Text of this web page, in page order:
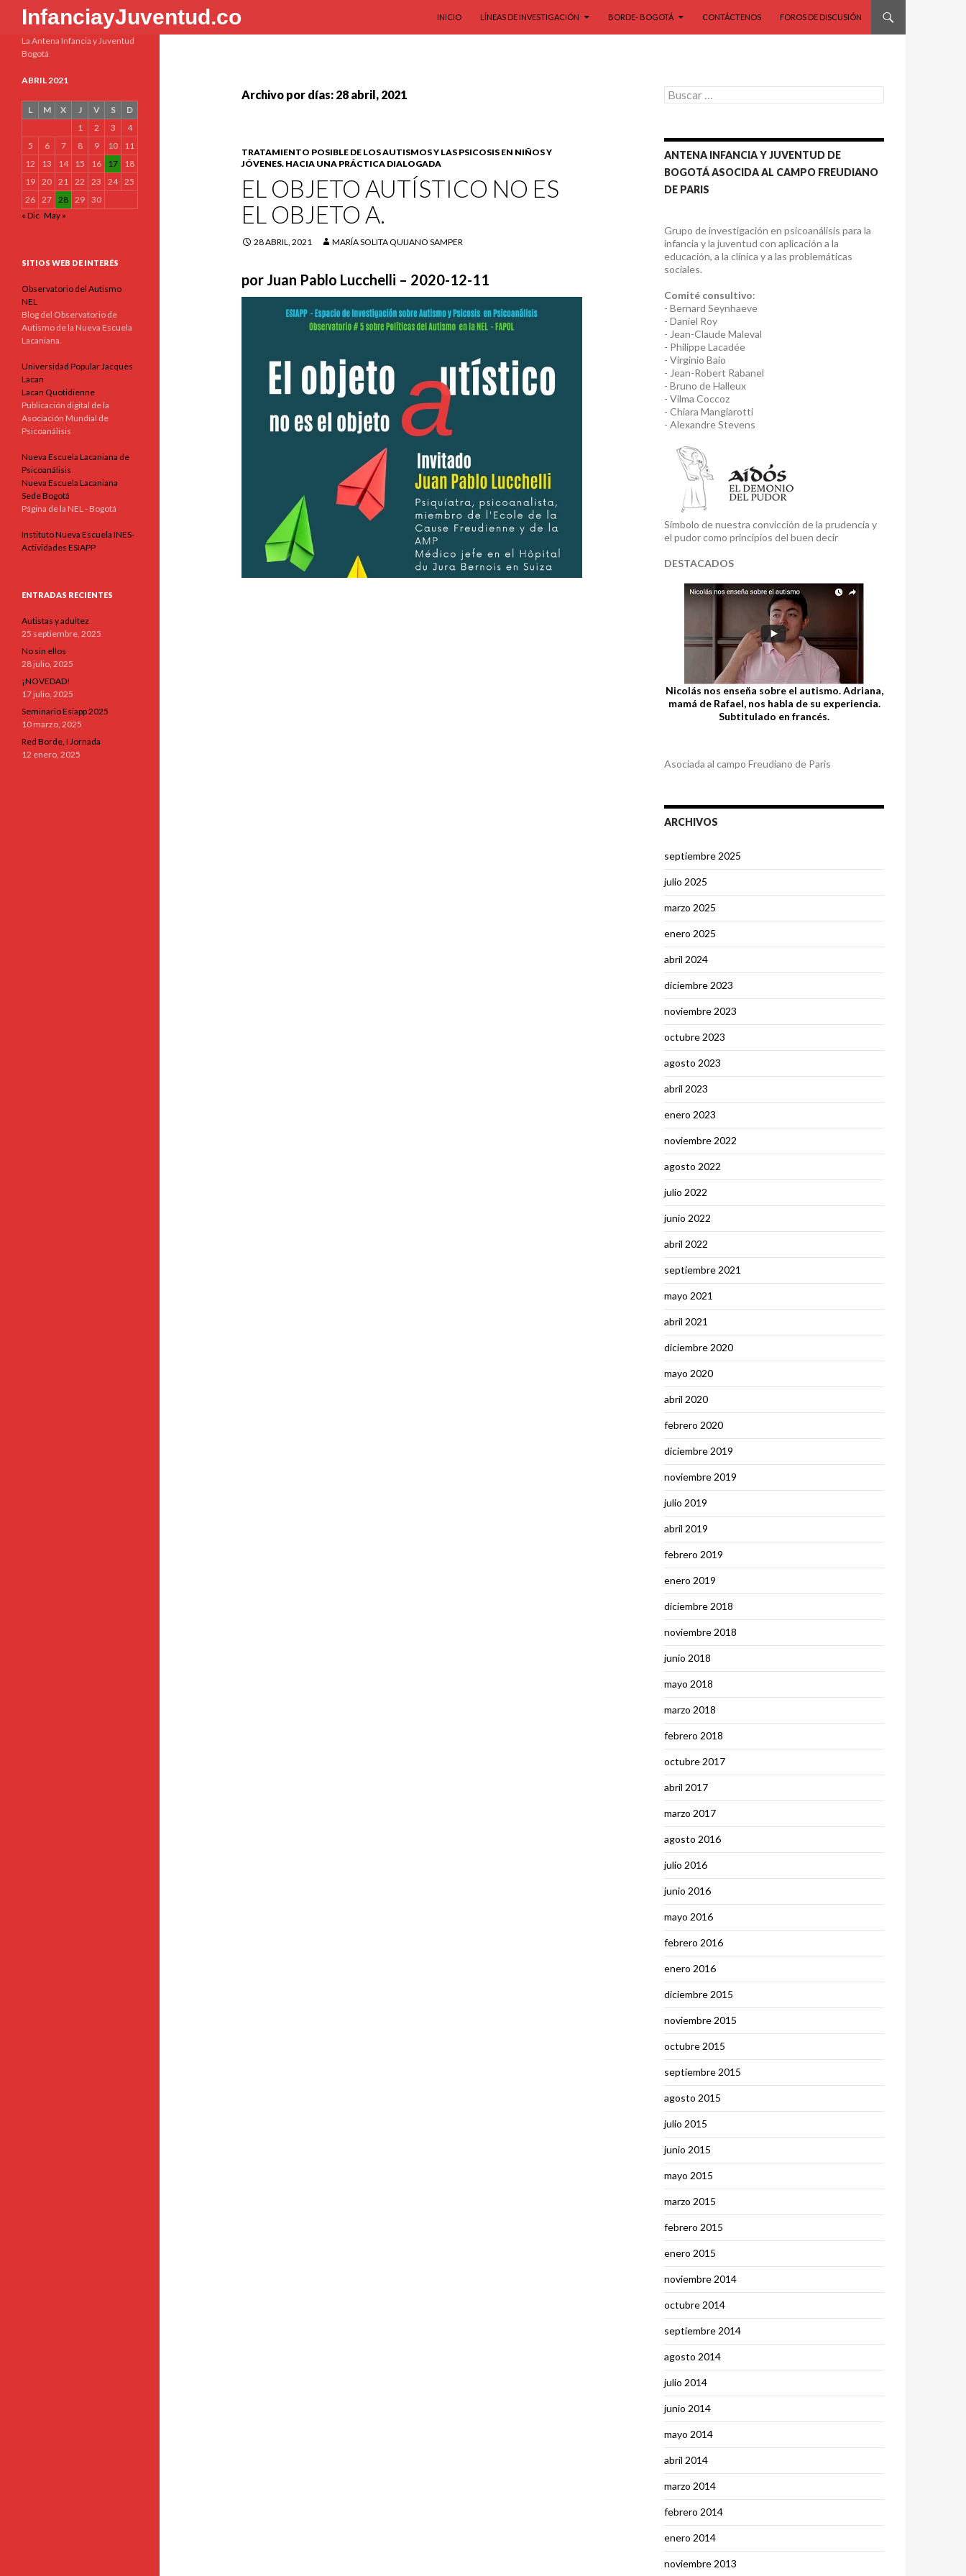
InfanciayJuventud.co
Buscar
INICIO
LÍNEAS DE INVESTIGACIÓN BORDE- BOGOTÁ CONTÁCTENOS FOROS DE DISCUSIÓN
Archivo por días: 28 abril, 2021
TRATAMIENTO POSIBLE DE LOS AUTISMOS Y LAS PSICOSIS EN NIÑOS Y
JÓVENES. HACIA UNA PRÁCTICA DIALOGADA
EL OBJETO AUTÍSTICO NO ES
EL OBJETO A.
28 ABRIL, 2021 MARÍA SOLITA QUIJANO SAMPER
por Juan Pablo Lucchelli – 2020-12-11
Buscar:
ANTENA INFANCIA Y JUVENTUD DE
BOGOTÁ ASOCIDA AL CAMPO FREUDIANO
DE PARIS
Grupo de investigación en psicoanálisis para la
infancia y la juventud con aplicación a la
educación, a la clínica y a las problemáticas
sociales.
Comité consultivo:
- Bernard Seynhaeve
- Daniel Roy
- Jean-Claude Maleval
- Philippe Lacadée
- Virginio Baio
- Jean-Robert Rabanel
- Bruno de Halleux
- Vilma Coccoz
- Chiara Mangiarotti
- Alexandre Stevens
Símbolo de nuestra convicción de la prudencia y
el pudor como principios del buen decir
DESTACADOS
Nicolás nos enseña sobre el autismo. Adriana,
mamá de Rafael, nos habla de su experiencia.
Subtitulado en francés.
Asociada al campo Freudiano de Paris
ARCHIVOS
septiembre 2025
julio 2025
marzo 2025
enero 2025
abril 2024
diciembre 2023
noviembre 2023
octubre 2023
agosto 2023
abril 2023
enero 2023
noviembre 2022
agosto 2022
julio 2022
junio 2022
abril 2022
septiembre 2021
mayo 2021
abril 2021
diciembre 2020
mayo 2020
abril 2020
febrero 2020
diciembre 2019
noviembre 2019
julio 2019
abril 2019
febrero 2019
enero 2019
diciembre 2018
noviembre 2018
junio 2018
mayo 2018
marzo 2018
febrero 2018
octubre 2017
abril 2017
marzo 2017
agosto 2016
julio 2016
junio 2016
mayo 2016
febrero 2016
enero 2016
diciembre 2015
noviembre 2015
octubre 2015
septiembre 2015
agosto 2015
julio 2015
junio 2015
mayo 2015
marzo 2015
febrero 2015
enero 2015
noviembre 2014
octubre 2014
septiembre 2014
agosto 2014
julio 2014
junio 2014
mayo 2014
abril 2014
marzo 2014
febrero 2014
enero 2014
noviembre 2013
La Antena Infancia y Juventud
Bogotá
ABRIL 2021
L M X J V S
D
1
2 3
4
5
6 7 8 9 10
11
12
13 14 15 16 17
18
19 20 21 22 23 24 25
26 27 28 29 30
« Dic May »
SITIOS WEB DE INTERÉS
Observatorio del Autismo
NEL
Blog del Observatorio de
Autismo de la Nueva Escuela
Lacaniana.
Universidad Popular Jacques
Lacan
Lacan Quotidienne
Publicación digital de la
Asociación Mundial de
Psicoanálisis
Nueva Escuela Lacaniana de
Psicoanálisis
Nueva Escuela Lacaniana
Sede Bogotá
Página de la NEL - Bogotá
Instituto Nueva Escuela INES-
Actividades ESIAPP
ENTRADAS RECIENTES
Autistas y adultez
25 septiembre, 2025
No sin ellos
28 julio, 2025
¡NOVEDAD!
17 julio, 2025
Seminario Esiapp 2025
10 marzo, 2025
Red Borde, I Jornada
12 enero, 2025